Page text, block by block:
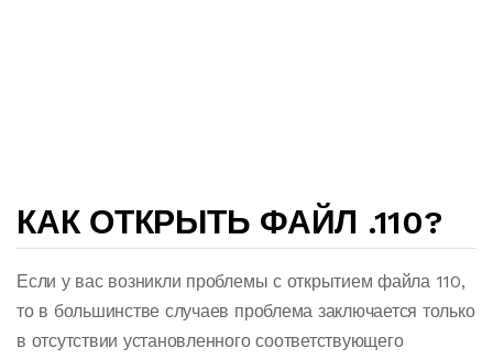
КАК ОТКРЫТЬ ФАЙЛ .110?
Если у вас возникли проблемы с открытием файла 110,
то в большинстве случаев проблема заключается только
в отсутствии установленного соответствующего